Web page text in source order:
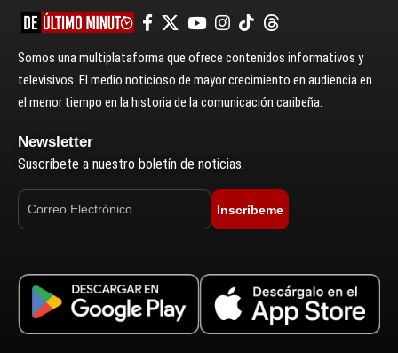
Somos una multiplataforma que ofrece contenidos informativos y
televisivos. El medio noticioso de mayor crecimiento en audiencia en
el menor tiempo en la historia de la comunicación caribeña.
Newsletter
Suscríbete a nuestro boletín de noticias.
Inscríbeme